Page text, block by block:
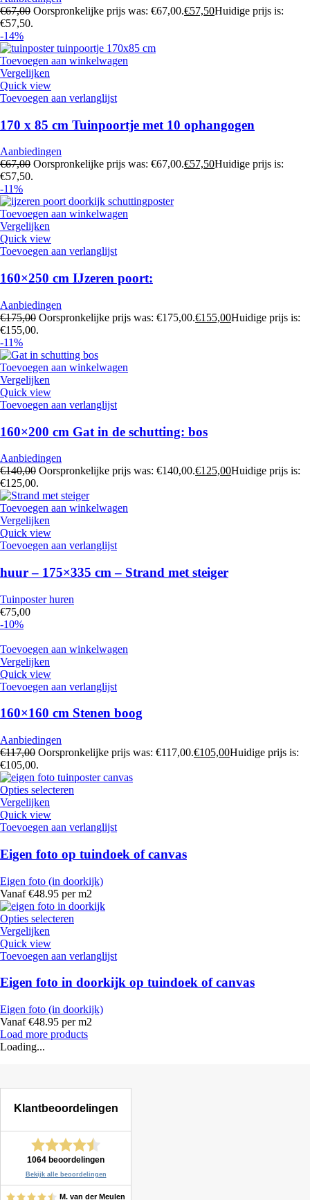
€67,00 Oorspronkelijke prijs was: €67,00.€57,50Huidige prijs is:
€57,50.
-14%
Toevoegen aan winkelwagen
Vergelijken
Quick view
Toevoegen aan verlanglijst
170 x 85 cm Tuinpoortje met 10 ophangogen
Aanbiedingen
€67,00 Oorspronkelijke prijs was: €67,00.€57,50Huidige prijs is:
€57,50.
-11%
Toevoegen aan winkelwagen
Vergelijken
Quick view
Toevoegen aan verlanglijst
160×250 cm IJzeren poort:
Aanbiedingen
€175,00 Oorspronkelijke prijs was: €175,00.€155,00Huidige prijs is:
€155,00.
-11%
Toevoegen aan winkelwagen
Vergelijken
Quick view
Toevoegen aan verlanglijst
160×200 cm Gat in de schutting: bos
Aanbiedingen
€140,00 Oorspronkelijke prijs was: €140,00.€125,00Huidige prijs is:
€125,00.
Toevoegen aan winkelwagen
Vergelijken
Quick view
Toevoegen aan verlanglijst
huur – 175×335 cm – Strand met steiger
Tuinposter huren
€75,00
-10%
Toevoegen aan winkelwagen
Vergelijken
Quick view
Toevoegen aan verlanglijst
160×160 cm Stenen boog
Aanbiedingen
€117,00 Oorspronkelijke prijs was: €117,00.€105,00Huidige prijs is:
€105,00.
Opties selecteren
Vergelijken
Quick view
Toevoegen aan verlanglijst
Eigen foto op tuindoek of canvas
Eigen foto (in doorkijk)
Vanaf €48.95 per m2
Opties selecteren
Vergelijken
Quick view
Toevoegen aan verlanglijst
Eigen foto in doorkijk op tuindoek of canvas
Eigen foto (in doorkijk)
Vanaf €48.95 per m2
Load more products
Loading...